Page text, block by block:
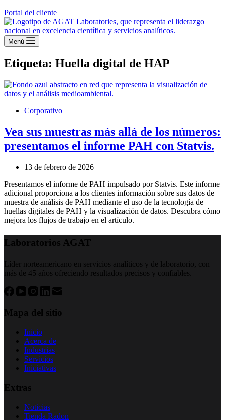
Portal del cliente
Menú
Etiqueta: Huella digital de HAP
Corporativo
Vea sus muestras más allá de los números:
presentamos el informe PAH con Statvis.
13 de febrero de 2026
Presentamos el informe de PAH impulsado por Statvis. Este informe
adicional proporciona a los clientes información sobre sus datos de
muestra de análisis de PAH mediante el uso de la tecnología de
huellas digitales de PAH y la visualización de datos. Descubra cómo
mejora los flujos de trabajo en el artículo.
Laboratorios AGAT
Líder norteamericano en servicios analíticos y de laboratorio, con
más de 45 años ofreciendo resultados precisos y confiables.
Mapa del sitio
Inicio
Acerca de
Industrias
Servicios
Iniciativas
Extras
Noticias
Tienda Radon